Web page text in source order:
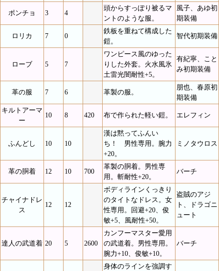
ポンチョ 3 4
頭からすっぽり被るマ
ントのような服。
風子、あゆ初
期装備
ロリカ 7 0
鉄板を重ねて構成した
鎧。
智代初期装備
ローブ 5 7
ワンピース風のゆった
りした外套。火水風氷
土雷光闇耐性+5。
有紀寧、こと
み初期装備
革の服 7 6 革製の服。
朋也、春原初
期装備
キルトアーマ
ー
10 8 420 布で作られた軽い鎧。 エレフィン
ふんどし 10 10
漢は黙ってふんい
ち！ 男性専用。腕力
+20。
ミノタウロス
革の胴着 12 10 700
革製の胴着。男性専
用。斬耐性+20。
バーチ
チャイナドレ
ス
12 12
ボディラインくっきり
のタイトなドレス。女
性専用。回避+20、俊
敏+5、風耐性+50。
盗賊のアジ
ト、ドラゴニ
ュート
達人の武道着 20 5 2600
カンフーマスター愛用
の武道着。男性専用。
腕力+10、俊敏+10。
バーチ
身体のラインを強調す